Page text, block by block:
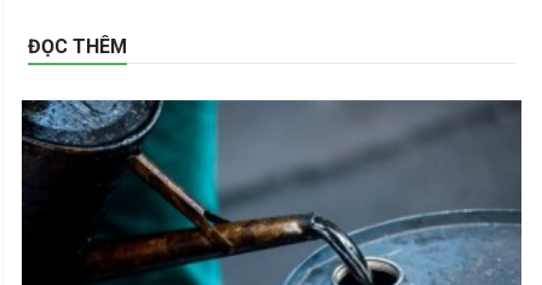
ĐỌC THÊM